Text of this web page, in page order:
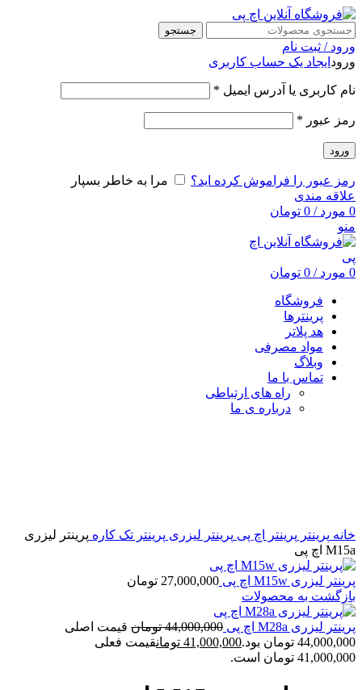
جستجو
ورود / ثبت نام
ورود ایجاد یک حساب کاربری
نام کاربری یا آدرس ایمیل *
رمز عبور *
ورود
رمز عبور را فراموش کرده اید؟
مرا به خاطر بسپار
علاقه مندی
0 مورد /
0 تومان
منو
0 مورد /
0 تومان
فروشگاه
پرینترها
هد پلاتر
مواد مصرفی
وبلاگ
تماس با ما
راه های ارتباطی
درباره ی ما
خانه پرینتر پرینتر اچ پی پرینتر لیزری پرینتر تک کاره پرینتر لیزری
M15a اچ پی
پرینتر لیزری M15w اچ پی 27,000,000 تومان
بازگشت به محصولات
پرینتر لیزری M28a اچ پی 44,000,000 تومان قیمت اصلی
44,000,000 تومان بود.
41,000,000 تومانقیمت فعلی
41,000,000 تومان است.